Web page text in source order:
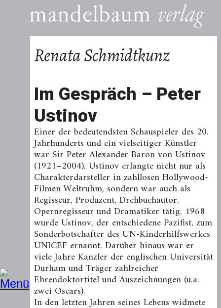
Renata Schmidtkunz
Im Gespräch – Peter
Ustinov
Einer der bedeutendsten Schauspieler des 20.
Jahrhunderts und ein vielseitiger Künstler
war Sir Peter Alexander Baron von Ustinov
(1921–2004). Ustinov erlangte nicht nur als
Charakterdarsteller in zahllosen Hollywood-
Filmen Weltruhm, sondern war auch als
Regisseur, Produzent, Drehbuchautor,
Opernregisseur und Dramatiker tätig. 1968
wurde Ustinov, der entschiedene Pazifist, zum
Sonderbotschafter des UN-Kinderhilfswerkes
UNICEF ernannt. Darüber hinaus war er
viele Jahre Kanzler der englischen Universität
Durham und Träger zahlreicher
Ehrendoktortitel und Auszeichnungen (u.a.
zwei Oscars).
In den letzten Jahren seines Lebens widmete